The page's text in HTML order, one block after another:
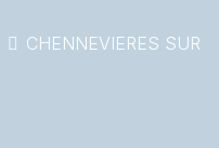
CHENNEVIERES SUR